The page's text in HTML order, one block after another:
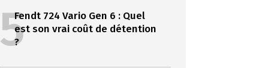
5Fendt 724 Vario Gen 6 : Quel
est son vrai coût de détention
?